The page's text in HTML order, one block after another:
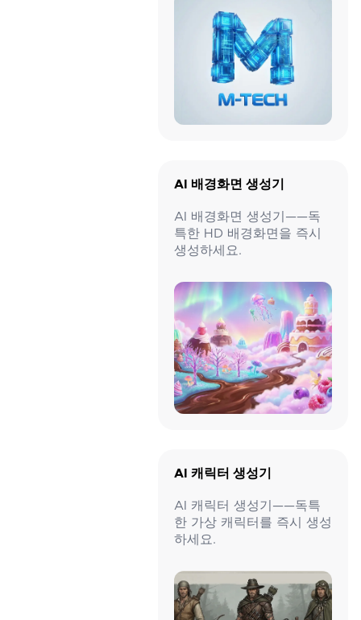
AI 배경화면 생성기
AI 배경화면 생성기——독
특한 HD 배경화면을 즉시
생성하세요.
AI 캐릭터 생성기
AI 캐릭터 생성기——독특
한 가상 캐릭터를 즉시 생성
하세요.